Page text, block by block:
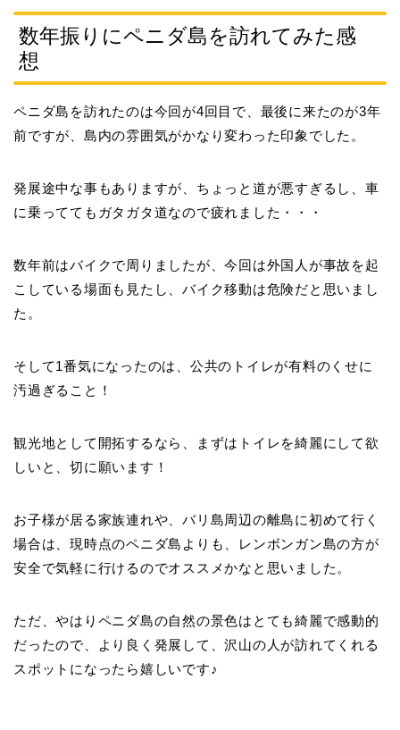
数年振りにペニダ島を訪れてみた感
想
ペニダ島を訪れたのは今回が4回目で、最後に来たのが3年
前ですが、島内の雰囲気がかなり変わった印象でした。
発展途中な事もありますが、ちょっと道が悪すぎるし、車
に乗っててもガタガタ道なので疲れました・・・
数年前はバイクで周りましたが、今回は外国人が事故を起
こしている場面も見たし、バイク移動は危険だと思いまし
た。
そして1番気になったのは、公共のトイレが有料のくせに
汚過ぎること！
観光地として開拓するなら、まずはトイレを綺麗にして欲
しいと、切に願います！
お子様が居る家族連れや、バリ島周辺の離島に初めて行く
場合は、現時点のペニダ島よりも、レンボンガン島の方が
安全で気軽に行けるのでオススメかなと思いました。
ただ、やはりペニダ島の自然の景色はとても綺麗で感動的
だったので、より良く発展して、沢山の人が訪れてくれる
スポットになったら嬉しいです♪